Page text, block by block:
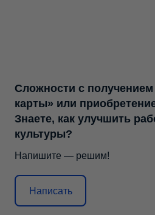
Сложности с
карты» или
Знаете, как улучшить
культуры?
Напишите — решим!
Написать